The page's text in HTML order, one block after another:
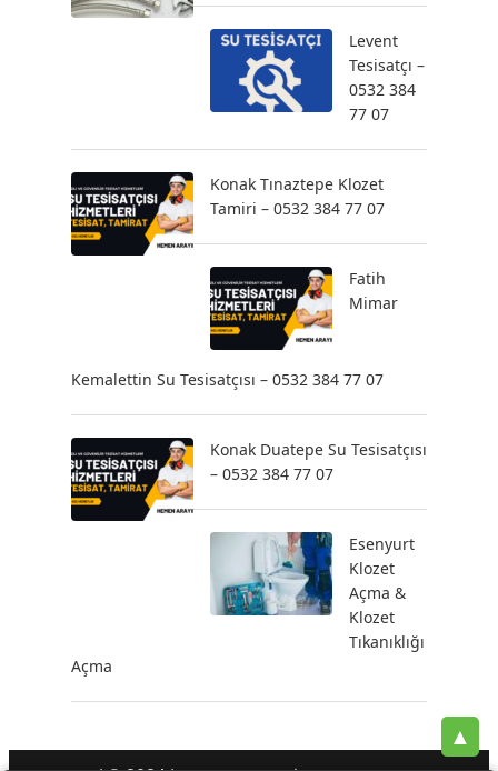
Levent
Tesisatçı –
0532 384
77 07
Konak Tınaztepe Klozet
Tamiri – 0532 384 77 07
Fatih
Mimar
Kemalettin Su Tesisatçısı – 0532 384 77 07
Konak Duatepe Su Tesisatçısı
– 0532 384 77 07
Esenyurt
Klozet
Açma &
Klozet
Tıkanıklığı
Açma
▲